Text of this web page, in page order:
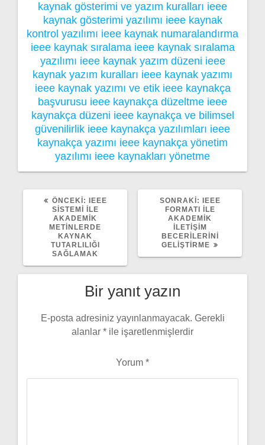
kaynak gösterimi ve yazım kuralları ieee
kaynak gösterimi yazılımı ieee kaynak
kontrol yazılımı ieee kaynak numaralandırma
ieee kaynak sıralama ieee kaynak sıralama
yazılımı ieee kaynak yazım düzeni ieee
kaynak yazım kuralları ieee kaynak yazımı
ieee kaynak yazımı ve etik ieee kaynakça
başvurusu ieee kaynakça düzeltme ieee
kaynakça düzeni ieee kaynakça ve bilimsel
güvenilirlik ieee kaynakça yazılımları ieee
kaynakça yazımı ieee kaynakça yönetim
yazılımı ieee kaynakları yönetme
ÖNCEKI: ÖNCEKI
YAZI:
IEEE
SISTEMI ILE
AKADEMIK
METINLERDE
KAYNAK
TUTARLILIĞI
SAĞLAMAK
SONRAKI: SONRAKI
YAZI:
IEEE
FORMATI ILE
AKADEMIK
İLETIŞIM
BECERILERINI
GELIŞTIRME
Bir yanıt yazın
E-posta adresiniz yayınlanmayacak. Gerekli
alanlar * ile işaretlenmişlerdir
Yorum *